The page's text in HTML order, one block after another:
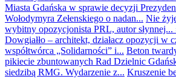
Miasta Gdańska w sprawie decyzji
Wołodymyra Zełenskiego o nadan... Nie
wybitny opozycjonista PRL, autor słynnej...
Dowgiałło – architekt, działacz opozycji w
współtwórca „Solidarności” i... Beton
pikiecie zbuntowanych Rad Dzielnic
siedzibą RMG. Wydarzenie z... Kruszenie